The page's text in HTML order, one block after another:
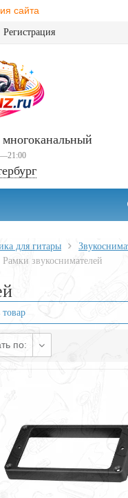
сайта
Регистрация
многоканальный
для гитары
Рамки звукоснимателей
по: